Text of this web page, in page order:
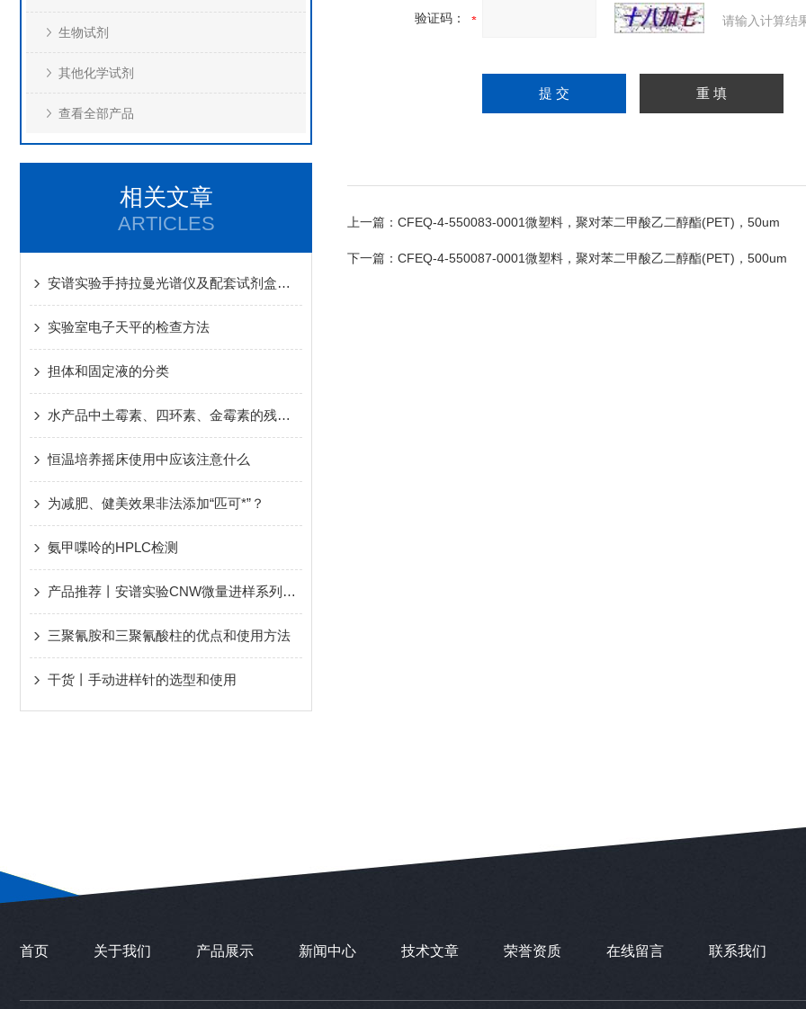
生物试剂
其他化学试剂
查看全部产品
相关文章
ARTICLES
安谱实验手持拉曼光谱仪及配套试剂盒助力xi布qu明快检
实验室电子天平的检查方法
担体和固定液的分类
水产品中土霉素、四环素、金霉素的残留测定
恒温培养摇床使用中应该注意什么
为减肥、健美效果非法添加“匹可*”？
氨甲喋呤的HPLC检测
产品推荐丨安谱实验CNW微量进样系列样品瓶产品
三聚氰胺和三聚氰酸柱的优点和使用方法
干货丨手动进样针的选型和使用
验证码： 请输入计算结
上一篇： CFEQ-4-550083-0001微塑料，聚对苯二甲酸乙二醇酯(PET)，50um
下一篇： CFEQ-4-550087-0001微塑料，聚对苯二甲酸乙二醇酯(PET)，500um
首页 关于我们 产品展示 新闻中心 技术文章 荣誉资质 在线留言 联系我们